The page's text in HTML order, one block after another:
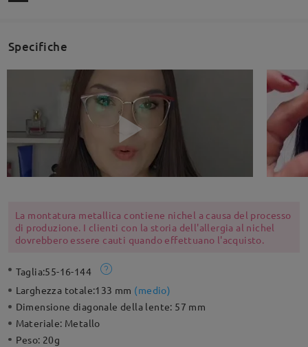
Specifiche
La montatura metallica contiene nichel a causa del processo
di produzione. I clienti con la storia dell'allergia al nichel
dovrebbero essere cauti quando effettuano l'acquisto.
Taglia:55-16-144
Larghezza totale:133 mm (medio)
Dimensione diagonale della lente: 57 mm
Materiale: Metallo
Peso: 20g